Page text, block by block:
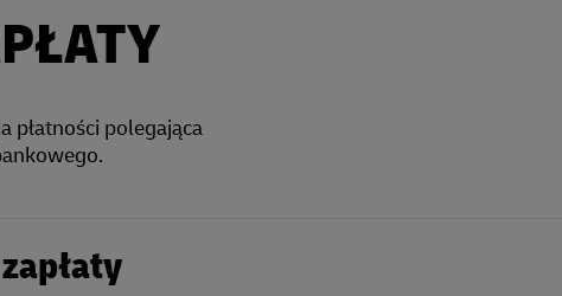
płatności polegająca